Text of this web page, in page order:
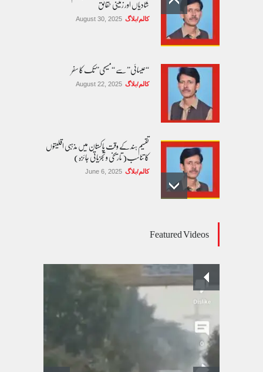
کالم/بلاگ August 30, 2025
“عیسائی” سے “مسیحی” تک کا سفر
کالم/بلاگ August 22, 2025
تقسیم ہند کے وقت پاکستان میں مذہبی اقلیتوں
کا تناسب( تاریخی و تجزیاتی جائزہ)
کالم/بلاگ June 6, 2025
پسند کی شادیوں کا بڑھتا ہوا رجحان اور راولپنڈی
کی یوسیز میں اندارج پر پابندی ایک نیا تنازعہ
October 14, 2025
Featured Videos